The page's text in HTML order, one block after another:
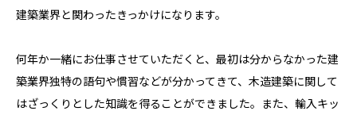
建築業界と関わったきっかけになります。
何年か一緒にお仕事させていただくと、最初は分からなかった建
築業界独特の語句や慣習などが分かってきて、木造建築に関して
はざっくりとした知識を得ることができました。また、輸入キッ